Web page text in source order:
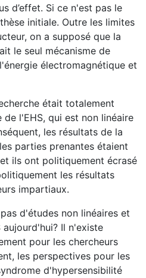
d’effet. Si ce n'est pas le
initiale. Outre les limites
on a supposé que la
le seul mécanisme de
électromagnétique et
était totalement
de l'EHS, qui est non linéaire
les résultats de la
parties prenantes étaient
ils ont politiquement écrasé
les résultats
impartiaux.
d'études non linéaires et
Il n'existe
pour les chercheurs
les perspectives pour les
d'hypersensibilité